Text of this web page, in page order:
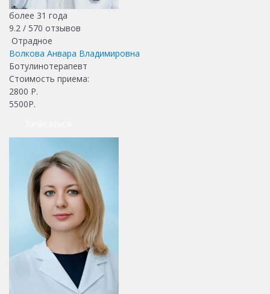
более 31 года
9.2 / 570 отзывов
Отрадное
Волкова Анвара Владимировна
Ботулинотерапевт
Стоимость приема:
2800 Р.
5500Р.